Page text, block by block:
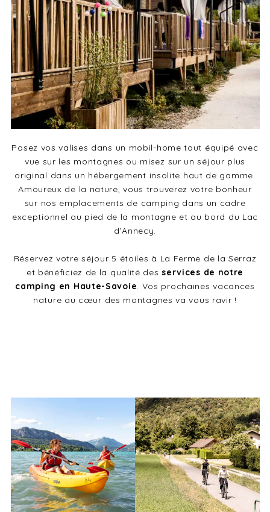
Posez vos valises dans un mobil-home tout équipé avec
vue sur les montagnes ou misez sur un séjour plus
original dans un hébergement insolite haut de gamme.
Amoureux de la nature, vous trouverez votre bonheur
sur nos emplacements de camping dans un cadre
exceptionnel au pied de la montagne et au bord du Lac
d’Annecy.
Réservez votre séjour 5 étoiles à La Ferme de la Serraz
et bénéficiez de la qualité desservices de notre
camping en Haute-Savoie. Vos prochaines vacances
nature au cœur des montagnes va vous ravir !